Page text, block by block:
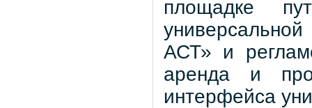
площадке
АСТ» и
аренда и
интерфейса